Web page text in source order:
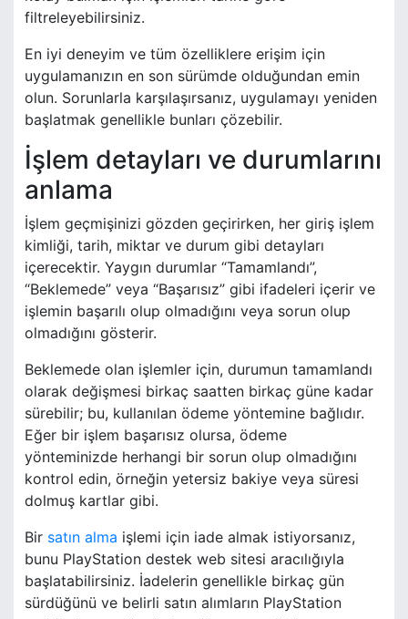
filtreleyebilirsiniz.
En iyi deneyim ve tüm özelliklere erişim için
uygulamanızın en son sürümde olduğundan emin
olun. Sorunlarla karşılaşırsanız, uygulamayı yeniden
başlatmak genellikle bunları çözebilir.
İşlem detayları ve durumlarını
anlama
İşlem geçmişinizi gözden geçirirken, her giriş işlem
kimliği, tarih, miktar ve durum gibi detayları
içerecektir. Yaygın durumlar “Tamamlandı”,
“Beklemede” veya “Başarısız” gibi ifadeleri içerir ve
işlemin başarılı olup olmadığını veya sorun olup
olmadığını gösterir.
Beklemede olan işlemler için, durumun tamamlandı
olarak değişmesi birkaç saatten birkaç güne kadar
sürebilir; bu, kullanılan ödeme yöntemine bağlıdır.
Eğer bir işlem başarısız olursa, ödeme
yönteminizde herhangi bir sorun olup olmadığını
kontrol edin, örneğin yetersiz bakiye veya süresi
dolmuş kartlar gibi.
Bir satın alma işlemi için iade almak istiyorsanız,
bunu PlayStation destek web sitesi aracılığıyla
başlatabilirsiniz. İadelerin genellikle birkaç gün
sürdüğünü ve belirli satın alımların PlayStation